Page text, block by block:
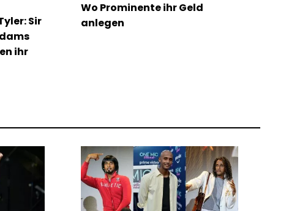
Sir
ihr
Wo Prominente ihr Geld
anlegen